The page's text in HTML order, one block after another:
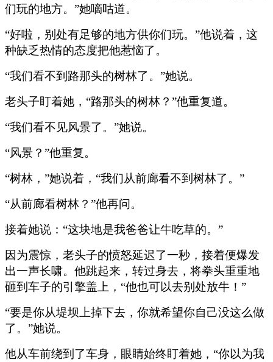
们玩的地方。”她嘀咕道。
“好啦，别处有足够的地方供你们玩。”他说着，这
种缺乏热情的态度把他惹恼了。
“我们看不到路那头的树林了。”她说。
老头子盯着她，“路那头的树林？”他重复道。
“我们看不见风景了。”她说。
“风景？”他重复。
“树林，”她说着，“我们从前廊看不到树林了。”
“从前廊看树林？”他再问。
接着她说：“这块地是我爸爸让牛吃草的。”
因为震惊，老头子的愤怒延迟了一秒，接着便爆发
出一声长啸。他跳起来，转过身去，将拳头重重地
砸到车子的引擎盖上，“他也可以去别处放牛！”
“要是你从堤坝上掉下去，你就希望你自己没这么做
了。”她说。
他从车前绕到了车身，眼睛始终盯着她，“你以为我